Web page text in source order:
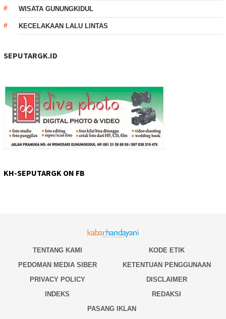
WISATA GUNUNGKIDUL
KECELAKAAN LALU LINTAS
SEPUTARGK.ID
KH-SEPUTARGK ON FB
TENTANG KAMI
KODE ETIK
PEDOMAN MEDIA SIBER
KETENTUAN PENGGUNAAN
PRIVACY POLICY
DISCLAIMER
INDEKS
REDAKSI
PASANG IKLAN